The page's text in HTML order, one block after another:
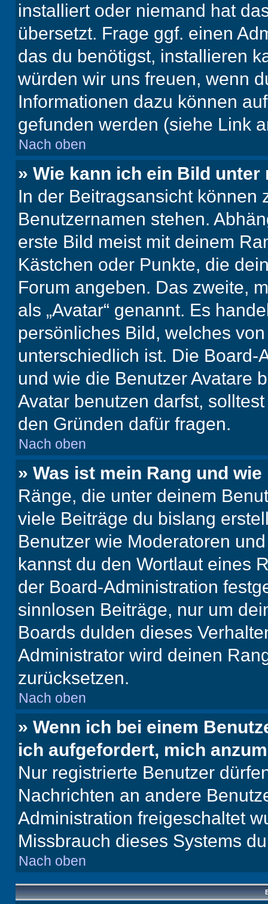
installiert oder niemand hat
übersetzt. Frage ggf. einen
das du benötigst, installieren
würden wir uns freuen, wenn
Informationen dazu können
gefunden werden (siehe Link
Nach oben
» Wie kann ich ein Bild
In der Beitragsansicht können
Benutzernamen stehen.
erste Bild meist mit deinem
Kästchen oder Punkte, die
Forum angeben. Das zweite,
als „Avatar“ genannt. Es
persönliches Bild, welches
unterschiedlich ist. Die
und wie die Benutzer Avatare
Avatar benutzen darfst,
den Gründen dafür fragen.
Nach oben
» Was ist mein Rang und
Ränge, die unter deinem
viele Beiträge du bislang
Benutzer wie Moderatoren
kannst du den Wortlaut eines
der Board-Administration
sinnlosen Beiträge, nur um
Boards dulden dieses
Administrator wird deinen
zurücksetzen.
Nach oben
» Wenn ich bei einem
ich aufgefordert, mich
Nur registrierte Benutzer
Nachrichten an andere
Administration freigeschaltet
Missbrauch dieses Systems
Nach oben